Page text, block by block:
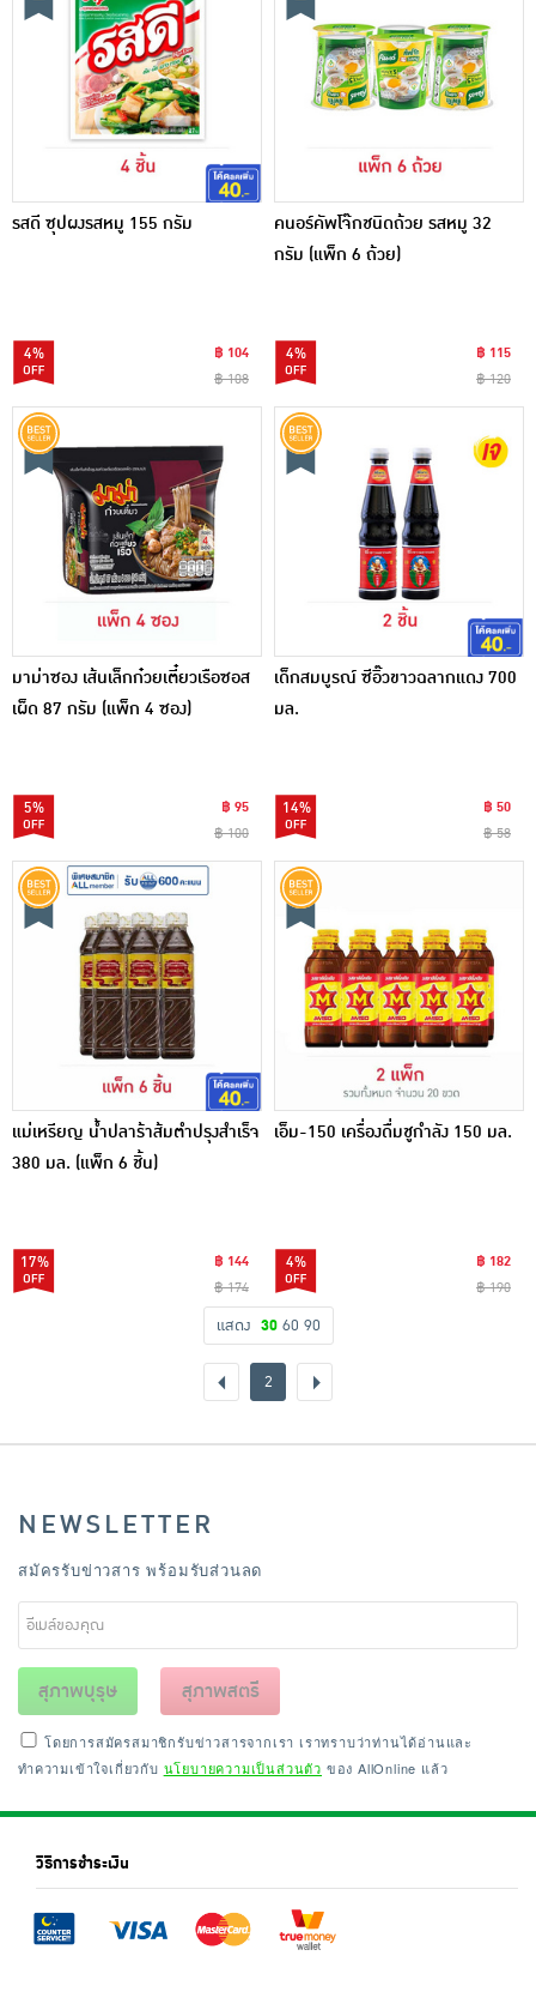
รสดี ซุปผงรสหมู 155 กรัม
4%
฿ 104
฿ 108
คนอร์คัพโจ๊กชนิดถ้วย รสหมู 32
กรัม (แพ็ก 6 ถ้วย)
4%
฿ 115
฿ 120
มาม่าซอง เส้นเล็กก๋วยเตี๋ยวเรือซอส
เผ็ด 87 กรัม (แพ็ก 4 ซอง)
5%
฿ 95
฿ 100
เด็กสมบูรณ์ ซีอิ๊วขาวฉลากแดง 700
มล.
14%
฿ 50
฿ 58
แม่เหรียญ น้ำปลาร้าส้มตำปรุงสำเร็จ
380 มล. (แพ็ก 6 ชิ้น)
17%
฿ 144
฿ 174
เอ็ม-150 เครื่องดื่มชูกำลัง 150 มล.
4%
฿ 182
฿ 190
แสดง 30 60 90
2
NEWSLETTER
สมัครรับข่าวสาร พร้อมรับส่วนลด
สุภาพบุรุษ สุภาพสตรี
โดยการสมัครสมาชิกรับข่าวสารจากเรา เราทราบว่าท่านได้อ่านและ
ทำความเข้าใจเกี่ยวกับ นโยบายความเป็นส่วนตัว ของ AllOnline แล้ว
วิธีการชำระเงิน